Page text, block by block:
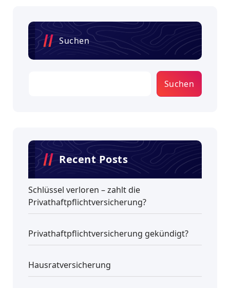
Suchen
Suchen
Recent Posts
Schlüssel verloren – zahlt die
Privathaftpflichtversicherung?
Privathaftpflichtversicherung gekündigt?
Hausratversicherung